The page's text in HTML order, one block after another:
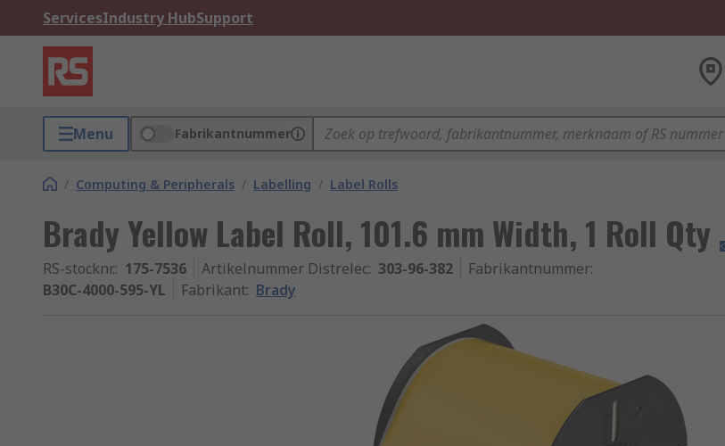
ServicesIndustry HubSupport
Menu Fabrikantnummer
/ Computing & Peripherals / Labelling / Label Rolls
Brady Yellow Label Roll, 101.6 mm Width, 1 Roll Qty
RS-stocknr.: 175-7536 Artikelnummer Distrelec: 303-96-382 Fabrikantnummer:
B30C-4000-595-YL
Fabrikant: Brady